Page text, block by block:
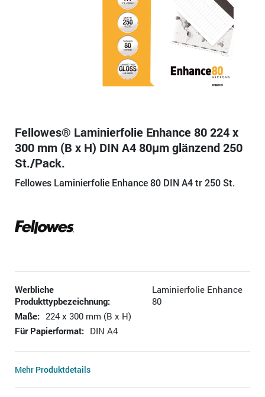
Fellowes® Laminierfolie Enhance 80 224 x
300 mm (B x H) DIN A4 80µm glänzend 250
St./Pack.
Fellowes Laminierfolie Enhance 80 DIN A4 tr 250 St.
Werbliche
Produkttypbezeichnung:
Laminierfolie Enhance
80
Maße: 224 x 300 mm (B x H)
Für Papierformat: DIN A4
Mehr Produktdetails